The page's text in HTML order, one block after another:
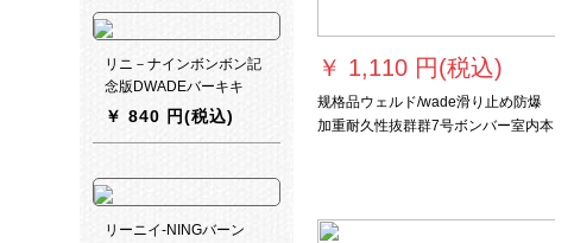
￥ 1,110 円(税込)
规格品ウェルド/wade滑り止め防爆
加重耐久性抜群群7号ボンバー室内本
リニ－ナインボンボン記
念版DWADEバーキキ
LBQ 143紫色
￥ 840 円(税込)
リーニイ-NINGバーン